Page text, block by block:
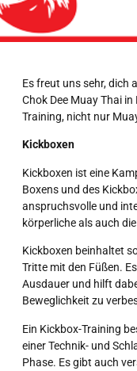
Es freut uns sehr, dich
Chok Dee Muay Thai
Training, nicht nur
Kickboxen
Kickboxen ist eine
Boxens und des
anspruchsvolle und
körperliche als auch
Kickboxen beinhaltet
Tritte mit den Füßen.
Ausdauer und hilft
Beweglichkeit zu
Ein Kickbox-Training
einer Technik- und
Phase. Es gibt auch